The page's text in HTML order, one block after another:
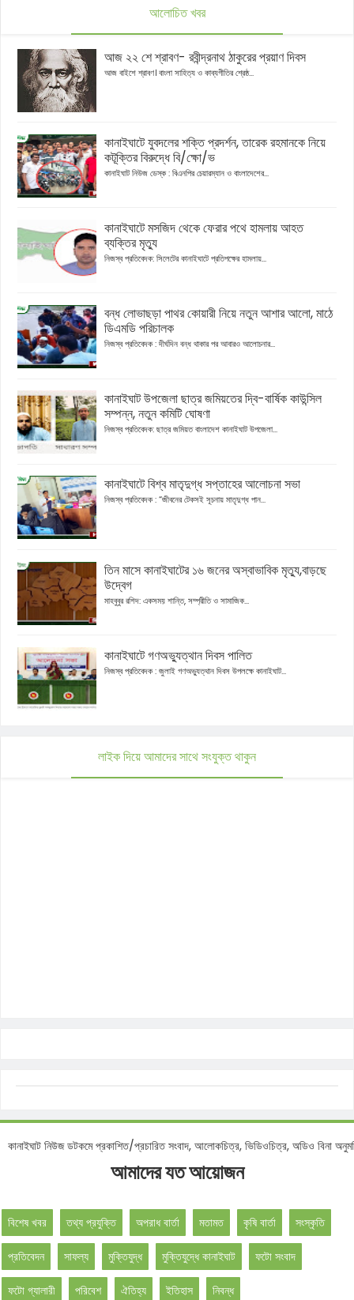
আলোচিত খবর
আজ ২২ শে শ্রাবণ- রবীন্দ্রনাথ ঠাকুরের প্রয়াণ দিবস
আজ বাইশে শ্রাবণ। বাংলা সাহিত্য ও কাব্যগীতির শ্রেষ্ঠ...
কানাইঘাটে যুবদলের শক্তি প্রদর্শন, তারেক রহমানকে নিয়ে
কটূক্তির বিরুদ্ধে বি/ক্ষো/ভ
কানাইঘাট নিউজ ডেস্ক : বিএনপির চেয়ারম্যান ও বাংলাদেশের...
কানাইঘাটে মসজিদ থেকে ফেরার পথে হামলায় আহত
ব্যক্তির মৃত্যু
নিজস্ব প্রতিবেদক: সিলেটের কানাইঘাটে প্রতিপক্ষের হামলায়...
বন্ধ লোভাছড়া পাথর কোয়ারী নিয়ে নতুন আশার আলো, মাঠে
ডিএমডি পরিচালক
নিজস্ব প্রতিবেদক : দীর্ঘদিন বন্ধ থাকার পর আবারও আলোচনার...
কানাইঘাট উপজেলা ছাত্র জমিয়তের দ্বি-বার্ষিক কাউন্সিল
সম্পন্ন, নতুন কমিটি ঘোষণা
নিজস্ব প্রতিবেদক: ছাত্র জমিয়ত বাংলাদেশ কানাইঘাট উপজেলা...
কানাইঘাটে বিশ্ব মাতৃদুগ্ধ সপ্তাহের আলোচনা সভা
নিজস্ব প্রতিবেদক : “জীবনের টেকসই সূচনায় মাতৃদুগ্ধ পান...
তিন মাসে কানাইঘাটের ১৬ জনের অস্বাভাবিক মৃত্যু,বাড়ছে
উদ্বেগ
মাহবুবুর রশিদ: একসময় শান্তি, সম্প্রীতি ও সামাজিক...
কানাইঘাটে গণঅভ্যুত্থান দিবস পালিত
নিজস্ব প্রতিবেদক : জুলাই গণঅভ্যুত্থান দিবস উপলক্ষে কানাইঘাট...
লাইক দিয়ে আমাদের সাথে সংযুক্ত থাকুন
:কানাইঘাট নিউজ ডটকমে প্রকাশিত/প্রচারিত সংবাদ, আলোকচিত্র, ভিডিওচিত্র, অডিও
আমাদের যত আয়োজন
বিশেষ খবর তথ্য প্রযুক্তি অপরাধ বার্তা মতামত কৃষি বার্তা সংস্কৃতি
প্রতিবেদন সাফল্য মুক্তিযুদ্ধ মুক্তিযুদ্ধে কানাইঘাট ফটো সংবাদ
ফটো গ্যালারী পরিবেশ ঐতিহ্য ইতিহাস নিবন্ধ